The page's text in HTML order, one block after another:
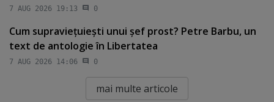
7 AUG 2026 19:13 0
Cum supravieţuieşti unui şef prost? Petre Barbu, un
text de antologie în Libertatea
7 AUG 2026 14:06 0
mai multe articole